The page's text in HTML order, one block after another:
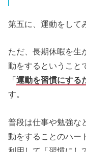
第五に、運動をして
ただ、長期休暇を生
動をするということ
「運動を習慣にする
す。
普段は仕事や勉強な
動をすることのハー